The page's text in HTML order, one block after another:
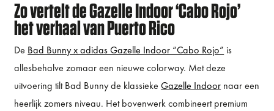
Zo vertelt de Gazelle Indoor ‘Cabo Rojo’
het verhaal van Puerto Rico
De Bad Bunny x adidas Gazelle Indoor “Cabo Rojo” is
allesbehalve zomaar een nieuwe colorway. Met deze
uitvoering tilt Bad Bunny de klassiekeGazelle Indoor naar een
heerlijk zomers niveau. Het bovenwerk combineert premium